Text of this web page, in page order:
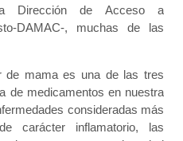
Dirección de Acceso a
DAMAC-, muchas de las
de mama es una de las tres
de medicamentos en nuestra
consideradas más
carácter inflamatorio, las